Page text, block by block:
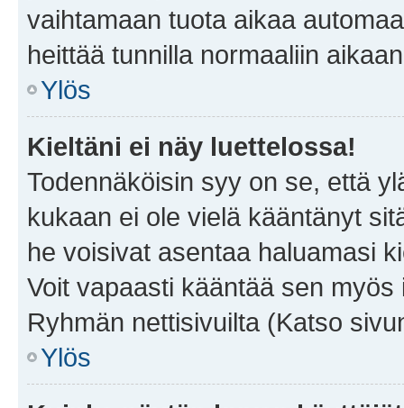
vaihtamaan tuota aikaa
heittää tunnilla normaaliin
Ylös
Kieltäni ei näy luettelossa!
Todennäköisin syy on se, että
kukaan ei ole vielä kääntänyt
he voisivat asentaa haluamasi
Voit vapaasti kääntää sen
Ryhmän nettisivuilta (Katso
Ylös